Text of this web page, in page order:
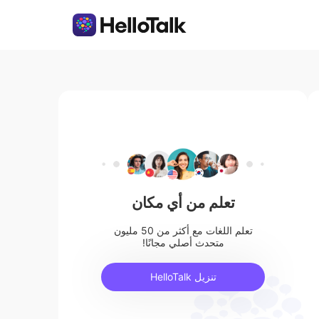
تعلم من أي مكان
تعلم اللغات مع أكثر من 50 مليون
متحدث أصلي مجانًا!
تنزيل HelloTalk